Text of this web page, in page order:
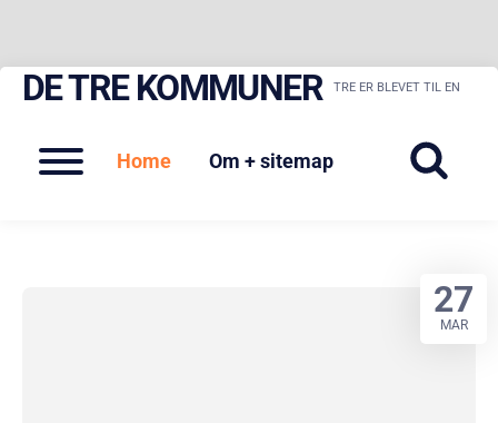
SkipDE TRE KOMMUNER TRE ER BLEVET TIL EN
Menu
Home Om + sitemap
27
MAR